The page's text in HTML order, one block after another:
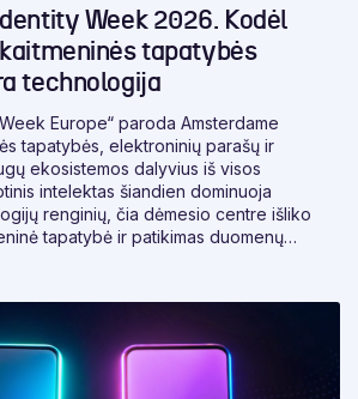
Week 2026. Kodėl
tapatybės
technologija
Europe“ paroda Amsterdame
tapatybės, elektroninių parašų ir
ekosistemos dalyvius iš visos
intelektas šiandien dominuoja
renginių, čia dėmesio centre išliko
tapatybė ir patikimas duomenų